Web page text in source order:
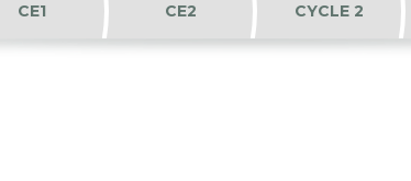
CE1 CE2 CYCLE 2